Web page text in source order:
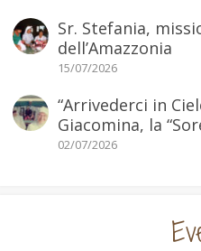
Sr. Stefania,
dell’Amazzonia
15/07/2026
“Arrivederci in
Giacomina, la
02/07/2026